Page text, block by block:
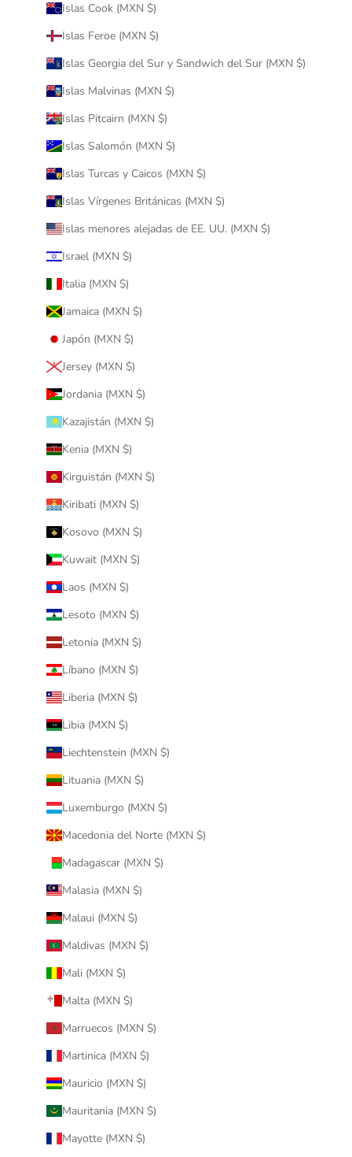
Islas Cook (MXN $)
Islas Feroe (MXN $)
Islas Georgia del Sur y Sandwich del Sur (MXN $)
Islas Malvinas (MXN $)
Islas Pitcairn (MXN $)
Islas Salomón (MXN $)
Islas Turcas y Caicos (MXN $)
Islas Vírgenes Británicas (MXN $)
Islas menores alejadas de EE. UU. (MXN $)
Israel (MXN $)
Italia (MXN $)
Jamaica (MXN $)
Japón (MXN $)
Jersey (MXN $)
Jordania (MXN $)
Kazajistán (MXN $)
Kenia (MXN $)
Kirguistán (MXN $)
Kiribati (MXN $)
Kosovo (MXN $)
Kuwait (MXN $)
Laos (MXN $)
Lesoto (MXN $)
Letonia (MXN $)
Líbano (MXN $)
Liberia (MXN $)
Libia (MXN $)
Liechtenstein (MXN $)
Lituania (MXN $)
Luxemburgo (MXN $)
Macedonia del Norte (MXN $)
Madagascar (MXN $)
Malasia (MXN $)
Malaui (MXN $)
Maldivas (MXN $)
Mali (MXN $)
Malta (MXN $)
Marruecos (MXN $)
Martinica (MXN $)
Mauricio (MXN $)
Mauritania (MXN $)
Mayotte (MXN $)